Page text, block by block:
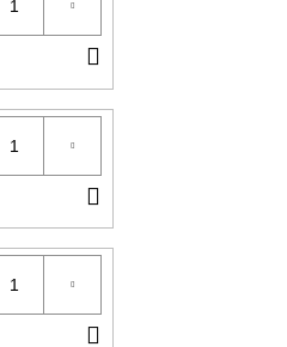
KOŠÍKU
KOŠÍKU